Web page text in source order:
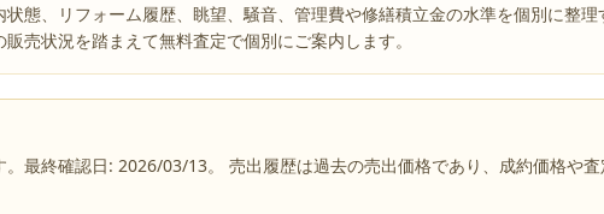
態、リフォーム履歴、眺望、騒音、管理費や修繕積立金の水準を個別に整理
売状況を踏まえて無料査定で個別にご案内します。
。最終確認日: 2026/03/13。 売出履歴は過去の売出価格であり、成約価格や